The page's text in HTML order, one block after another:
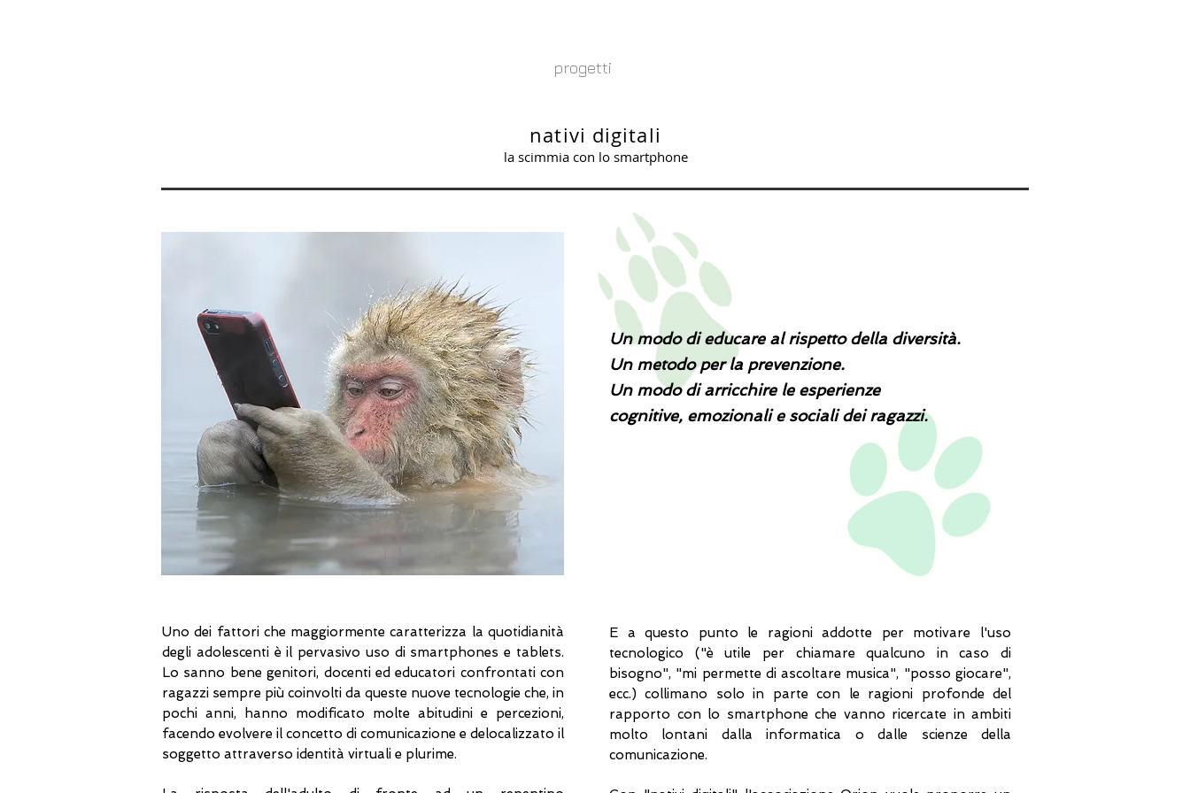
progetti
nativi digitali
la scimmia con lo smartphone
Un modo di educare al rispetto della diversità.
Un metodo per la prevenzione.
Un modo di arricchire le esperienze
cognitive, emozionali e sociali dei ragazzi.
Uno dei fattori che maggiormente caratterizza la quotidianità
degli adolescenti è il pervasivo uso di smartphones e tablets.
Lo sanno bene genitori, docenti ed educatori confrontati con
ragazzi sempre più coinvolti da queste nuove tecnologie che, in
pochi anni, hanno modificato molte abitudini e percezioni,
facendo evolvere il concetto di comunicazione e delocalizzato il
soggetto attraverso identità virtuali e plurime.
E a questo punto le ragioni addotte per motivare l'uso
tecnologico ("è utile per chiamare qualcuno in caso di
bisogno", "mi permette di ascoltare musica", "posso giocare",
ecc.) collimano solo in parte con le ragioni profonde del
rapporto con lo smartphone che vanno ricercate in ambiti
molto lontani dalla informatica o dalle scienze della
comunicazione.